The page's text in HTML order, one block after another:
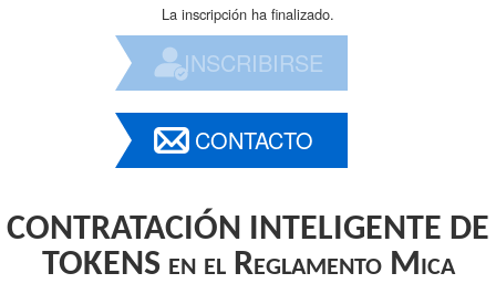
La inscripción ha finalizado.
INSCRIBIRSE
CONTACTO
CONTRATACIÓN INTELIGENTE DE
TOKENS en el Reglamento Mica